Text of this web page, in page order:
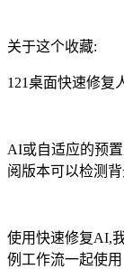
关于这个收藏:
121桌面快速修复
AI或自适应的预
阅版本可以检测
使用快速修复AI,
例工作流一起使用